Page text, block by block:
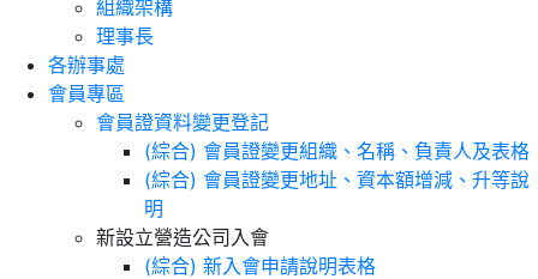
組織架構
理事長
各辦事處
會員專區
會員證資料變更登記
(綜合) 會員證變更組織、名稱、負責人及表格
(綜合) 會員證變更地址、資本額增減、升等說
明
新設立營造公司入會
(綜合) 新入會申請說明表格